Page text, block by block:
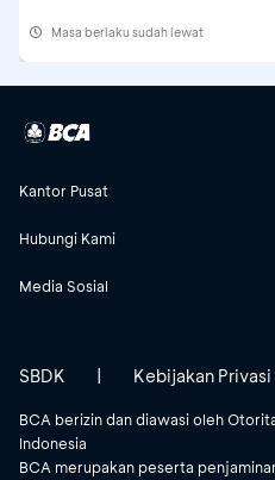
Masa berlaku sudah lewat
Kantor Pusat
Hubungi Kami
Media Sosial
BCA berizin dan diawasi oleh
Indonesia
BCA merupakan peserta
SBDK | Kebijakan Privasi